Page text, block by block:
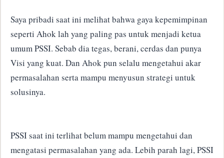
Saya pribadi saat ini melihat bahwa gaya kepemimpinan
seperti Ahok lah yang paling pas untuk menjadi ketua
umum PSSI. Sebab dia tegas, berani, cerdas dan punya
Visi yang kuat. Dan Ahok pun selalu mengetahui akar
permasalahan serta mampu menyusun strategi untuk
solusinya.
PSSI saat ini terlihat belum mampu mengetahui dan
mengatasi permasalahan yang ada. Lebih parah lagi, PSSI